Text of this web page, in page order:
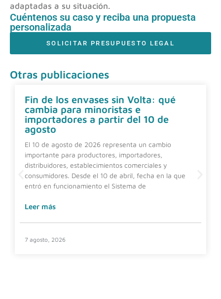
adaptadas a su situación.
Cuéntenos su caso y reciba una propuesta
personalizada
SOLICITAR PRESUPUESTO LEGAL
Otras publicaciones
Fin de los envases sin Volta: qué
cambia para minoristas e
importadores a partir del 10 de
agosto
El 10 de agosto de 2026 representa un cambio
importante para productores, importadores,
distribuidores, establecimientos comerciales y
consumidores. Desde el 10 de abril, fecha en la que
entró en funcionamiento el Sistema de
Leer más
7 agosto, 2026